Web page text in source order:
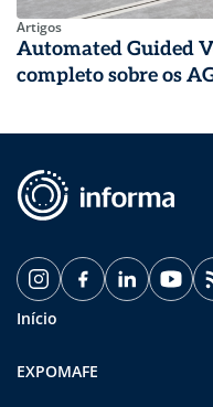
Artigos
Automated Guided
completo sobre os
Início
EXPOMAFE